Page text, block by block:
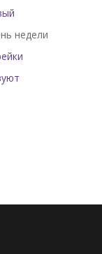
недели